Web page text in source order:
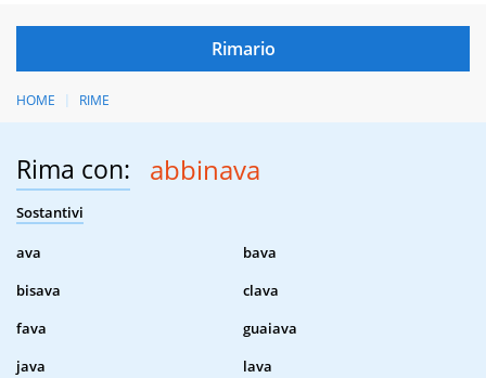
HOME RIME
Rima con: abbinava
Sostantivi
ava
bava
bisava
clava
fava
guaiava
java
lava